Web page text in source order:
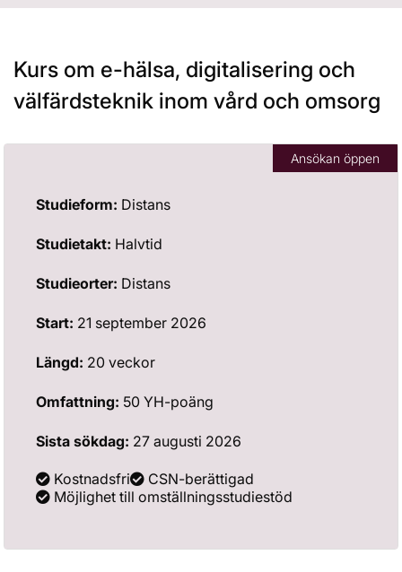
s
e
)
Kurs om e-hälsa, digitalisering och
välfärdsteknik inom vård och omsorg
Studieform: Distans
Studietakt: Halvtid
Studieorter: Distans
Start: 21 september 2026
Längd: 20 veckor
Omfattning: 50 YH-poäng
Sista sökdag: 27 augusti 2026
Ansökan öppen
Kostnadsfri
CSN-berättigad
Möjlighet till omställningsstudiestöd